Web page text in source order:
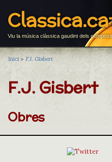
Viu la música clàssica gaudint dels
Inici > F.J. Gisbert
F.J. Gisbert
Obres